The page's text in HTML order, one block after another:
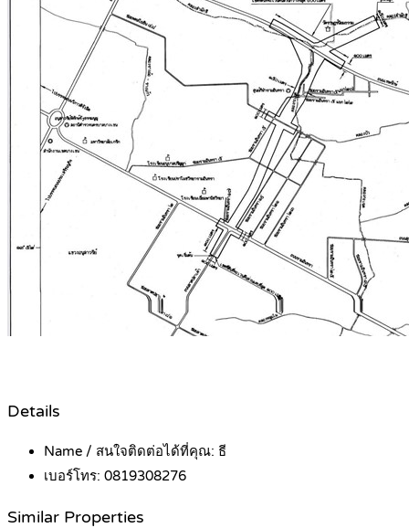
Details
Name / สนใจติดต่อได้ที่คุณ: ธี
เบอร์โทร: 0819308276
Similar Properties